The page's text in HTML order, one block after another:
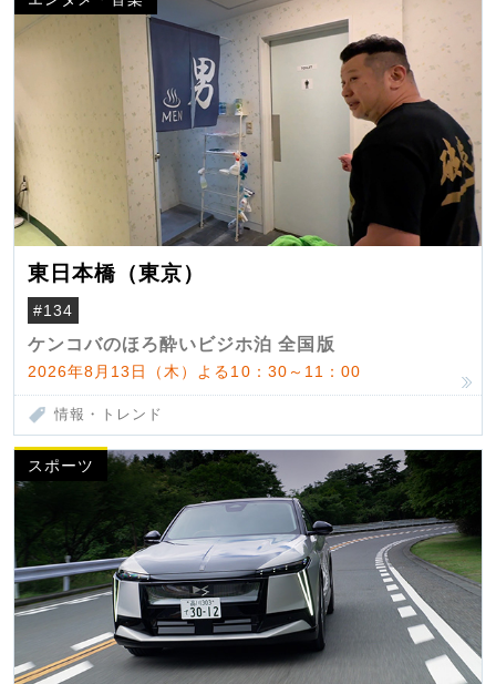
東日本橋（東京）
#134
ケンコバのほろ酔いビジホ泊 全国版
2026年8月13日（木）よる10：30～11：00
情報・トレンド
スポーツ